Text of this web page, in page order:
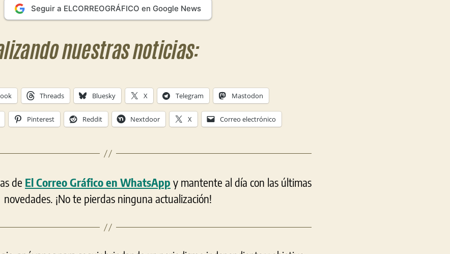
Seguir a ELCORREOGRÁFICO en Google News
nuestras noticias:
Threads Bluesky X Telegram Mastodon
Pinterest Reddit Nextdoor X Correo electrónico
de El Correo Gráfico en WhatsApp y mantente al día con las últimas
novedades. ¡No te pierdas ninguna actualización!